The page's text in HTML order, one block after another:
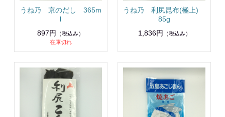
うね乃 京のだし 365m
l
897円
（税込み）
在庫切れ
うね乃 利尻昆布(極上)
85g
1,836円
（税込み）